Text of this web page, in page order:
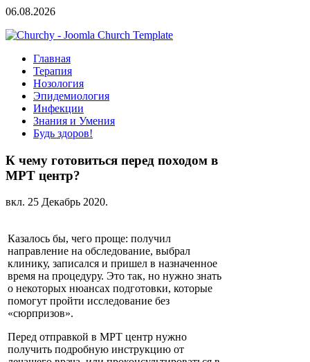
06.08.2026
Главная
Терапия
Нозология
Эпидемиология
Инфекции
Знания и Умения
Будь здоров!
К чему готовиться перед походом в
МРТ центр?
вкл. 25 Декабрь 2020.
Казалось бы, чего проще: получил
направление на обследование, выбрал
клинику, записался и пришел в назначенное
время на процедуру. Это так, но нужно знать
о некоторых нюансах подготовки, которые
помогут пройти исследование без
«сюрпризов».
Перед отправкой в МРТ центр нужно
получить подробную инструкцию от